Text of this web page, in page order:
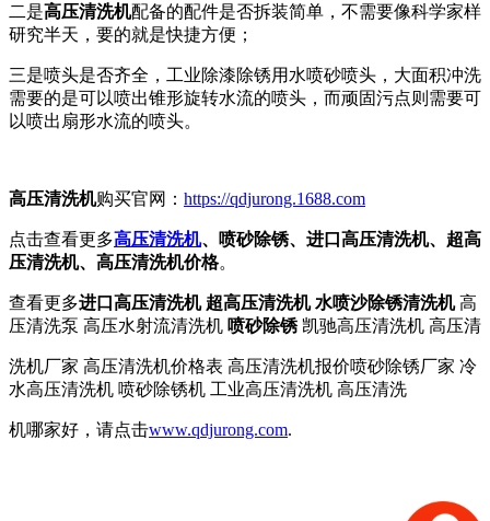
二是高压清洗机配备的配件是否拆装简单，不需要像科学家样
研究半天，要的就是快捷方便；
三是喷头是否齐全，工业除漆除锈用水喷砂喷头 ，大面积冲洗
需要的是可以喷出锥形旋转水流的喷头，而顽固污点则需要可
以喷出 扇形水流的喷头。
高压清洗机购买官网： https://qdjurong.1688.com
点击查看更多高压清洗机、喷砂除锈、进口高压清洗机、超高
压清洗机、高压清洗机价格。
查看更多进口高压清洗机 超高压清洗机 水喷沙除锈清洗机高
压清洗泵 高压水射流清洗机 喷砂除锈凯驰高压清洗机 高压清
洗机厂家 高压清洗机价格表 高压清洗机报价喷砂除锈厂家 冷
水高压清洗机 喷砂除锈机 工业高压清洗机 高压清洗
机哪家好，请点击www.qdjurong.com.